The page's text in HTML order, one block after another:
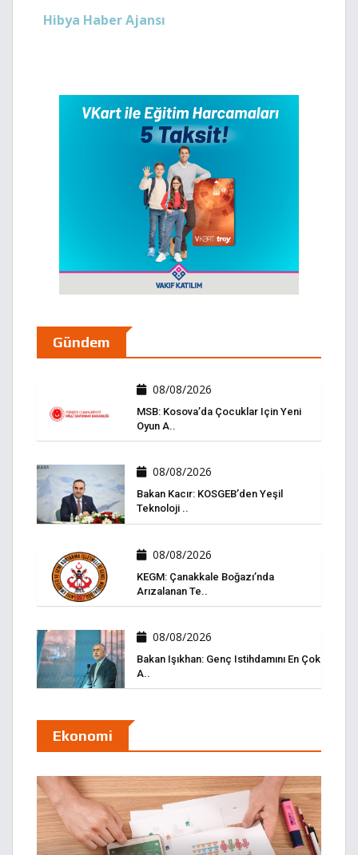
Hibya Haber Ajansı
Gündem
08/08/2026
MSB: Kosova’da Çocuklar Için Yeni
Oyun A..
08/08/2026
Bakan Kacır: KOSGEB’den Yeşil
Teknoloji ..
08/08/2026
KEGM: Çanakkale Boğazı’nda
Arızalanan Te..
08/08/2026
Bakan Işıkhan: Genç Istihdamını En Çok
A..
Ekonomi